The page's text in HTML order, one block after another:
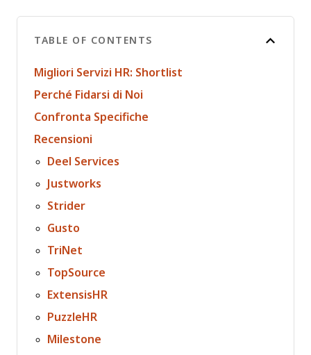
TABLE OF CONTENTS
Migliori Servizi HR: Shortlist
Perché Fidarsi di Noi
Confronta Specifiche
Recensioni
Deel Services
Justworks
Strider
Gusto
TriNet
TopSource
ExtensisHR
PuzzleHR
Milestone